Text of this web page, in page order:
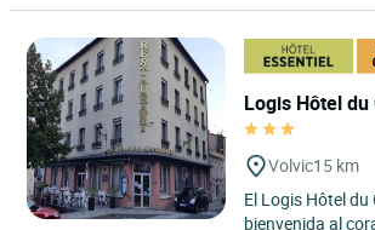
Logis Hôtel
Volvic15 km
El Logis Hôtel du
bienvenida al